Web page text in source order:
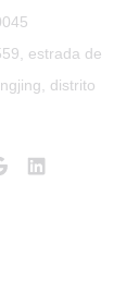
estrada de
distrito